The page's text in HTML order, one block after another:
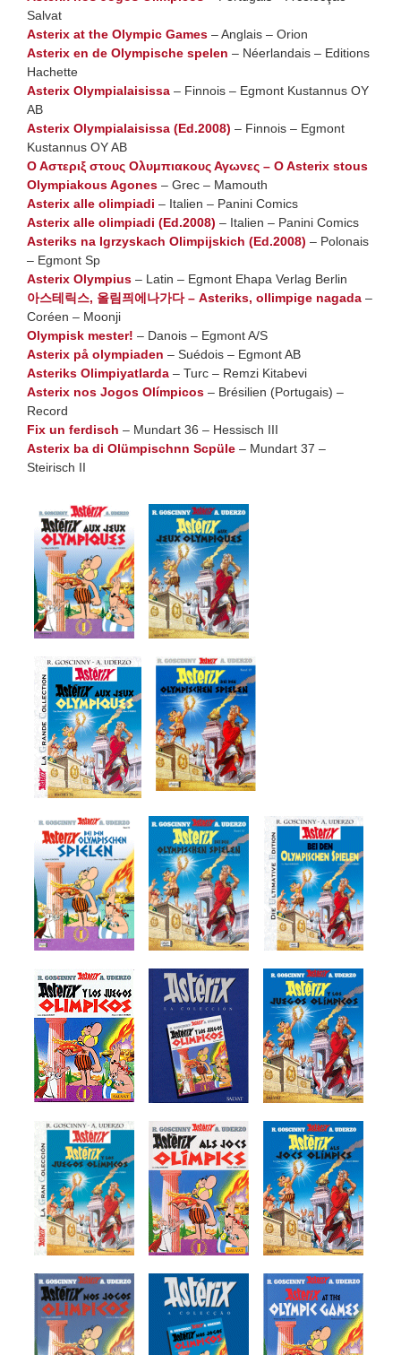
Salvat
Asterix at the Olympic Games – Anglais – Orion
Asterix en de Olympische spelen – Néerlandais – Editions
Hachette
Asterix Olympialaisissa – Finnois – Egmont Kustannus OY
AB
Asterix Olympialaisissa (Ed.2008) – Finnois – Egmont
Kustannus OY AB
Ο Αστεριξ στους Ολυμπιακους Αγωνες – O Asterix stous
Olympiakous Agones – Grec – Mamouth
Asterix alle olimpiadi – Italien – Panini Comics
Asterix alle olimpiadi (Ed.2008) – Italien – Panini Comics
Asteriks na Igrzyskach Olimpijskich (Ed.2008) – Polonais
– Egmont Sp
Asterix Olympius – Latin – Egmont Ehapa Verlag Berlin
아스테릭스, 올림픠에나가다 – Asteriks, ollimpige nagada –
Coréen – Moonji
Olympisk mester! – Danois – Egmont A/S
Asterix på olympiaden – Suédois – Egmont AB
Asteriks Olimpiyatlarda – Turc – Remzi Kitabevi
Asterix nos Jogos Olímpicos – Brésilien (Portugais) –
Record
Fix un ferdisch – Mundart 36 – Hessisch III
Asterix ba di Olümpischnn Scpüle – Mundart 37 –
Steirisch II